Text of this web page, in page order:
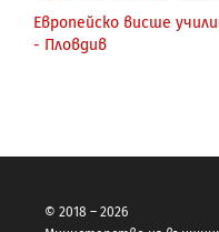
Европейско висше
- Пловдив
© 2018 – 2026